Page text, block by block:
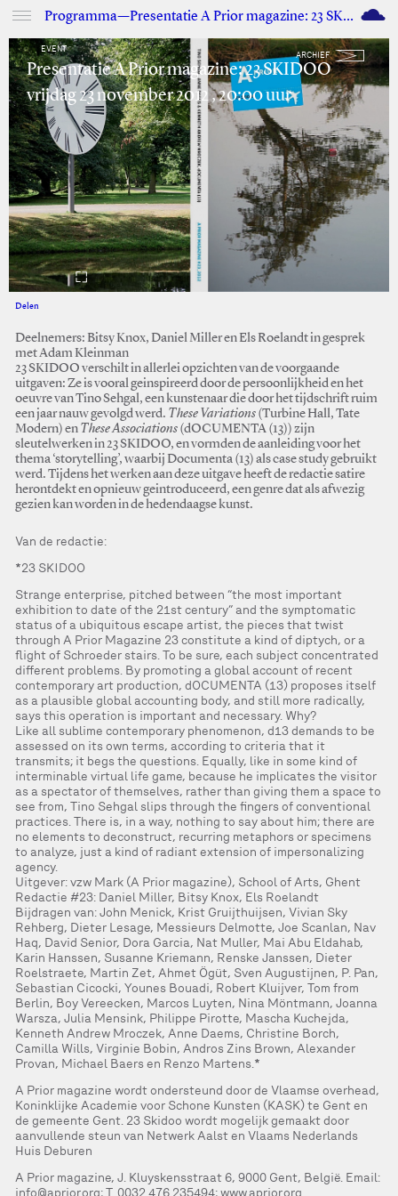
Programma—Presentatie A Prior magazine: 23 SKIDOO M
EVENT
ARCHIEF
Presentatie A Prior magazine: 23 SKIDOO
vrijdag 23 november 2012 , 20:00 uur
Delen
Deelnemers: Bitsy Knox, Daniel Miller en Els Roelandt in gesprek
met Adam Kleinman
23 SKIDOO verschilt in allerlei opzichten van de voorgaande
uitgaven: Ze is vooral geinspireerd door de persoonlijkheid en het
oeuvre van Tino Sehgal, een kunstenaar die door het tijdschrift ruim
een jaar nauw gevolgd werd. These Variations (Turbine Hall, Tate
Modern) en These Associations (dOCUMENTA (13)) zijn
sleutelwerken in 23 SKIDOO, en vormden de aanleiding voor het
thema ‘storytelling’, waarbij Documenta (13) als case study gebruikt
werd. Tijdens het werken aan deze uitgave heeft de redactie satire
herontdekt en opnieuw geintroduceerd, een genre dat als afwezig
gezien kan worden in de hedendaagse kunst.
Van de redactie:
*23 SKIDOO
Strange enterprise, pitched between “the most important
exhibition to date of the 21st century” and the symptomatic
status of a ubiquitous escape artist, the pieces that twist
through A Prior Magazine 23 constitute a kind of diptych, or a
flight of Schroeder stairs. To be sure, each subject concentrated
different problems. By promoting a global account of recent
contemporary art production, dOCUMENTA (13) proposes itself
as a plausible global accounting body, and still more radically,
says this operation is important and necessary. Why?
Like all sublime contemporary phenomenon, d13 demands to be
assessed on its own terms, according to criteria that it
transmits; it begs the questions. Equally, like in some kind of
interminable virtual life game, because he implicates the visitor
as a spectator of themselves, rather than giving them a space to
see from, Tino Sehgal slips through the fingers of conventional
practices. There is, in a way, nothing to say about him; there are
no elements to deconstruct, recurring metaphors or specimens
to analyze, just a kind of radiant extension of impersonalizing
agency.
Uitgever: vzw Mark (A Prior magazine), School of Arts, Ghent
Redactie #23: Daniel Miller, Bitsy Knox, Els Roelandt
Bijdragen van: John Menick, Krist Gruijthuijsen, Vivian Sky
Rehberg, Dieter Lesage, Messieurs Delmotte, Joe Scanlan, Nav
Haq, David Senior, Dora Garcia, Nat Muller, Mai Abu Eldahab,
Karin Hanssen, Susanne Kriemann, Renske Janssen, Dieter
Roelstraete, Martin Zet, Ahmet Ögüt, Sven Augustijnen, P. Pan,
Sebastian Cicocki, Younes Bouadi, Robert Kluijver, Tom from
Berlin, Boy Vereecken, Marcos Luyten, Nina Möntmann, Joanna
Warsza, Julia Mensink, Philippe Pirotte, Mascha Kuchejda,
Kenneth Andrew Mroczek, Anne Daems, Christine Borch,
Camilla Wills, Virginie Bobin, Andros Zins Brown, Alexander
Provan, Michael Baers en Renzo Martens.*
A Prior magazine wordt ondersteund door de Vlaamse overhead,
Koninklijke Academie voor Schone Kunsten (KASK) te Gent en
de gemeente Gent. 23 Skidoo wordt mogelijk gemaakt door
aanvullende steun van Netwerk Aalst en Vlaams Nederlands
Huis Deburen
A Prior magazine, J. Kluyskensstraat 6, 9000 Gent, België. Email:
info@aprior.org; T. 0032 476 235494; www.aprior.org